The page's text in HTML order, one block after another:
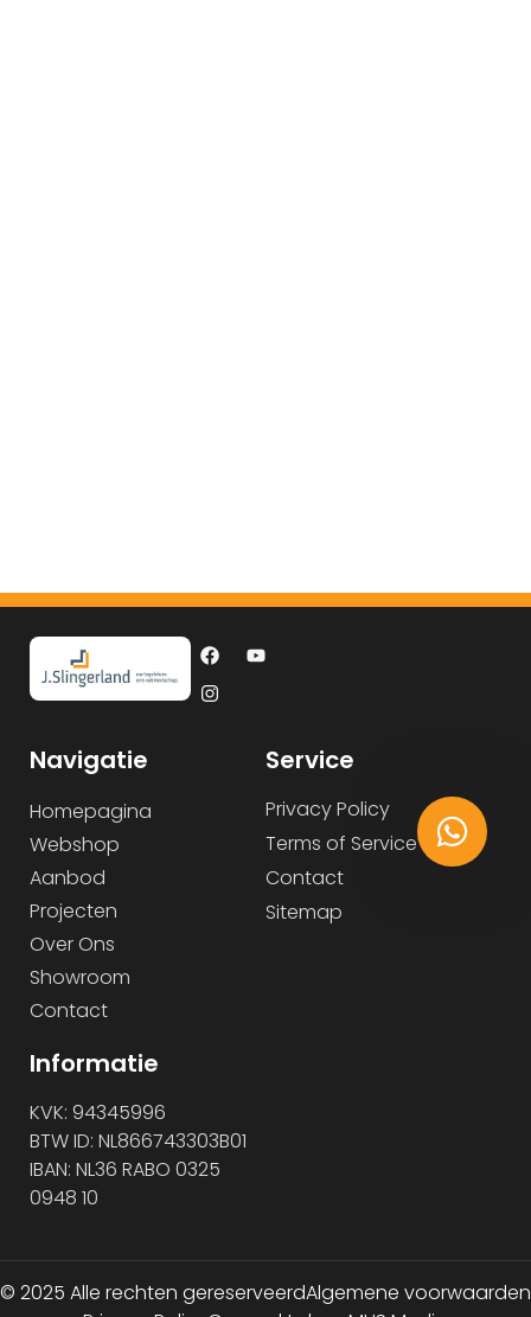
Navigatie
Homepagina
Webshop
Aanbod
Projecten
Over Ons
Showroom
Contact
Service
Privacy Policy
Terms of Service
Contact
Sitemap
Informatie
KVK: 94345996
BTW ID: NL866743303B01
IBAN: NL36 RABO 0325
0948 10
© 2025 Alle rechten gereserveerdAlgemene voorwaarden